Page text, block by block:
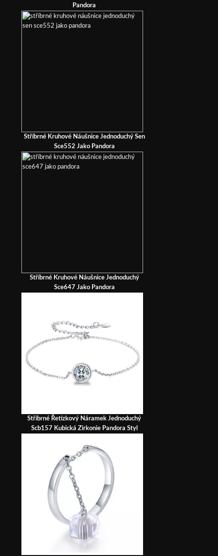
Pandora
Stříbrné Kruhové Náušnice Jednoduchý Sen
Sce552 Jako Pandora
Stříbrné Kruhové Náušnice Jednoduchý
Sce647 Jako Pandora
Stříbrné Řetízkový Náramek Jednoduchý
Scb157 Kubická Zirkonie Pandora Styl